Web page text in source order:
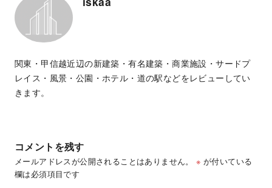
関東・甲信越近辺の新建築・有名建築・商業施設・サードプ
レイス・風景・公園・ホテル・道の駅などをレビューしてい
きます。
コメントを残す
メールアドレスが公開されることはありません。 ※ が付いている
欄は必須項目です